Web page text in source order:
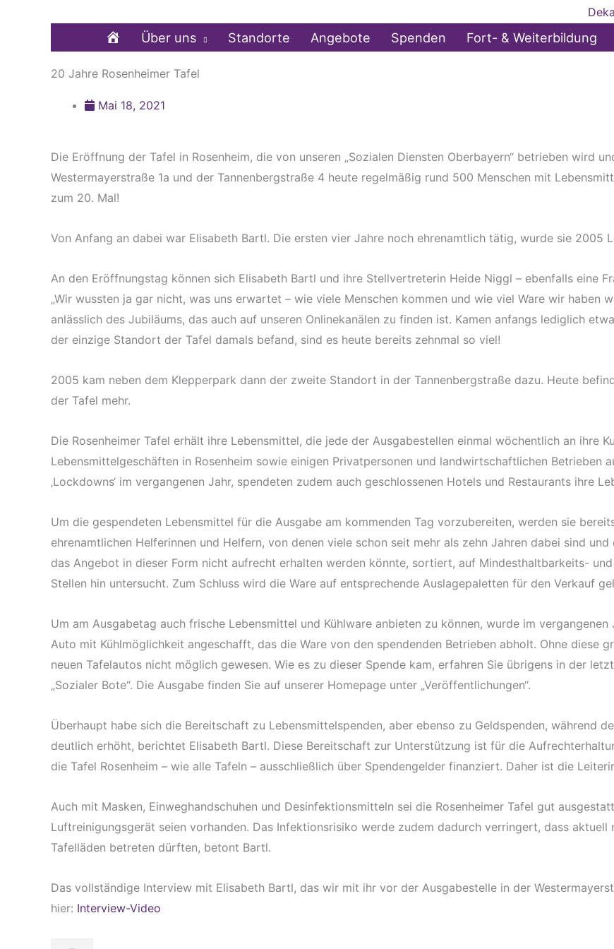
HomeÜber uns Standorte Angebote Spenden Fort- & Weiterbildung
20 Jahre Rosenheimer Tafel
Mai 18, 2021
Die Eröffnung der Tafel in Rosenheim, die von unseren „Sozialen Diensten Oberbayern“ betrieben wird
Westermayerstraße 1a und der Tannenbergstraße 4 heute regelmäßig rund 500 Menschen mit
zum 20. Mal!
Von Anfang an dabei war Elisabeth Bartl. Die ersten vier Jahre noch ehrenamtlich tätig, wurde sie 2005
An den Eröffnungstag können sich Elisabeth Bartl und ihre Stellvertreterin Heide Niggl – ebenfalls eine
„Wir wussten ja gar nicht, was uns erwartet – wie viele Menschen kommen und wie viel Ware wir haben
anlässlich des Jubiläums, das auch auf unseren Onlinekanälen zu finden ist. Kamen anfangs lediglich
der einzige Standort der Tafel damals befand, sind es heute bereits zehnmal so viel!
2005 kam neben dem Klepperpark dann der zweite Standort in der Tannenbergstraße dazu. Heute
der Tafel mehr.
Die Rosenheimer Tafel erhält ihre Lebensmittel, die jede der Ausgabestellen einmal wöchentlich an ihre
Lebensmittelgeschäften in Rosenheim sowie einigen Privatpersonen und landwirtschaftlichen Betrieben
‚Lockdowns‘ im vergangenen Jahr, spendeten zudem auch geschlossenen Hotels und Restaurants ihre
Um die gespendeten Lebensmittel für die Ausgabe am kommenden Tag vorzubereiten, werden sie
ehrenamtlichen Helferinnen und Helfern, von denen viele schon seit mehr als zehn Jahren dabei sind
das Angebot in dieser Form nicht aufrecht erhalten werden könnte, sortiert, auf Mindesthaltbarkeits-
Stellen hin untersucht. Zum Schluss wird die Ware auf entsprechende Auslagepaletten für den Verkauf
Um am Ausgabetag auch frische Lebensmittel und Kühlware anbieten zu können, wurde im
Auto mit Kühlmöglichkeit angeschafft, das die Ware von den spendenden Betrieben abholt. Ohne diese
neuen Tafelautos nicht möglich gewesen. Wie es zu dieser Spende kam, erfahren Sie übrigens in der
„Sozialer Bote“. Die Ausgabe finden Sie auf unserer Homepage unter „Veröffentlichungen“.
Überhaupt habe sich die Bereitschaft zu Lebensmittelspenden, aber ebenso zu Geldspenden, während
deutlich erhöht, berichtet Elisabeth Bartl. Diese Bereitschaft zur Unterstützung ist für die
die Tafel Rosenheim – wie alle Tafeln – ausschließlich über Spendengelder finanziert. Daher ist die
Auch mit Masken, Einweghandschuhen und Desinfektionsmitteln sei die Rosenheimer Tafel gut
Luftreinigungsgerät seien vorhanden. Das Infektionsrisiko werde zudem dadurch verringert, dass
Tafelläden betreten dürften, betont Bartl.
Das vollständige Interview mit Elisabeth Bartl, das wir mit ihr vor der Ausgabestelle in der
hier: Interview-Video